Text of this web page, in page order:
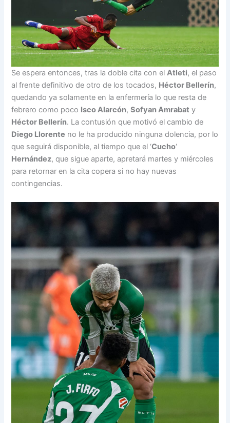
Se espera entonces, tras la doble cita con elAtleti, el paso
al frente definitivo de otro de los tocados, Héctor Bellerín,
quedando ya solamente en la enfermería lo que resta de
febrero como poco Isco Alarcón,Sofyan Amrabat y
Héctor Bellerín. La contusión que motivó el cambio de
Diego Llorente no le ha producido ninguna dolencia, por lo
que seguirá disponible, al tiempo que el ‘Cucho‘
Hernández, que sigue aparte, apretará martes y miércoles
para retornar en la cita copera si no hay nuevas
contingencias.